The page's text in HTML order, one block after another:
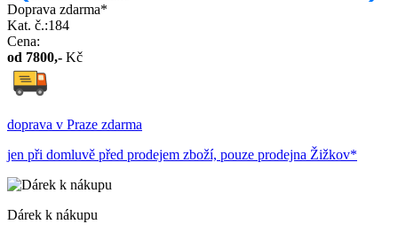
Doprava zdarma*
Kat. č.:184
Cena:
od 7800,- Kč
doprava v Praze zdarma
jen při domluvě před prodejem zboží, pouze prodejna Žižkov*
Dárek k nákupu